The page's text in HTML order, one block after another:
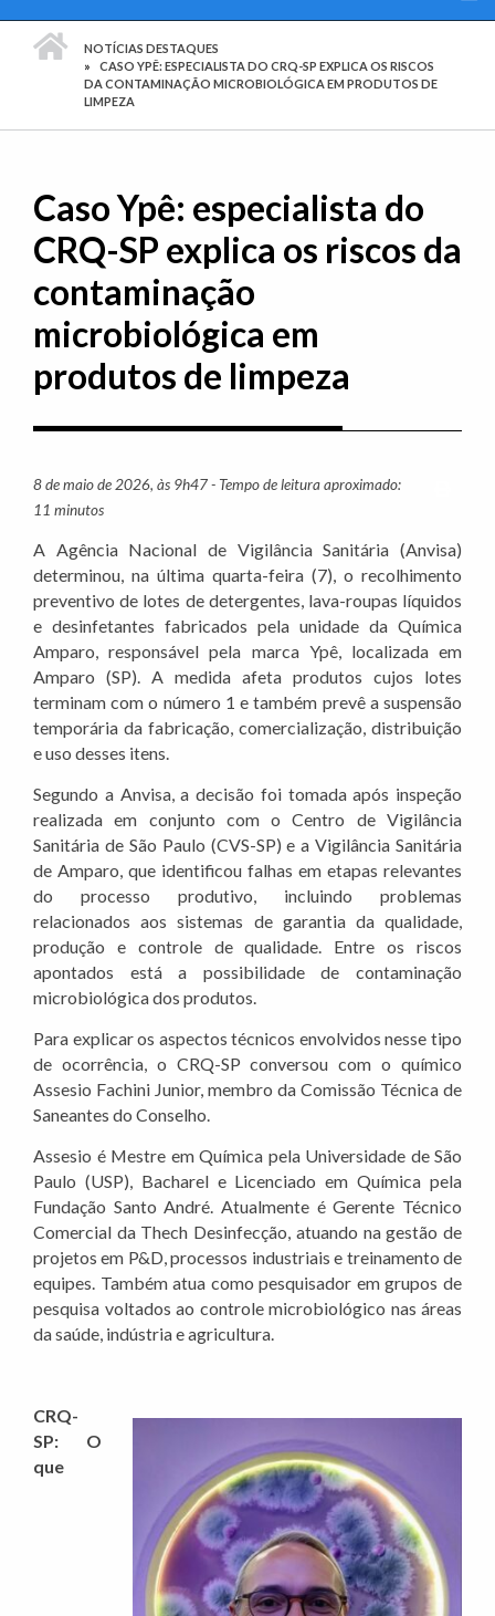
PÁGINA INICIAL
NOTÍCIAS DESTAQUES
CASO YPÊ: ESPECIALISTA DO CRQ-SP EXPLICA OS RISCOS
DA CONTAMINAÇÃO MICROBIOLÓGICA EM PRODUTOS DE
LIMPEZA
Caso Ypê: especialista do
CRQ-SP explica os riscos da
contaminação
microbiológica em
produtos de limpeza
8 de maio de 2026, às 9h47 - Tempo de leitura aproximado:
11 minutos
A Agência Nacional de Vigilância Sanitária (Anvisa)
determinou, na última quarta-feira (7), o recolhimento
preventivo de lotes de detergentes, lava-roupas líquidos
e desinfetantes fabricados pela unidade da Química
Amparo, responsável pela marca Ypê, localizada em
Amparo (SP). A medida afeta produtos cujos lotes
terminam com o número 1 e também prevê a suspensão
temporária da fabricação, comercialização, distribuição
e uso desses itens.
Segundo a Anvisa, a decisão foi tomada após inspeção
realizada em conjunto com o Centro de Vigilância
Sanitária de São Paulo (CVS-SP) e a Vigilância Sanitária
de Amparo, que identificou falhas em etapas relevantes
do processo produtivo, incluindo problemas
relacionados aos sistemas de garantia da qualidade,
produção e controle de qualidade. Entre os riscos
apontados está a possibilidade de contaminação
microbiológica dos produtos.
Para explicar os aspectos técnicos envolvidos nesse tipo
de ocorrência, o CRQ-SP conversou com o químico
Assesio Fachini Junior, membro da Comissão Técnica de
Saneantes do Conselho.
Assesio é Mestre em Química pela Universidade de São
Paulo (USP), Bacharel e Licenciado em Química pela
Fundação Santo André. Atualmente é Gerente Técnico
Comercial da Thech Desinfecção, atuando na gestão de
projetos em P&D, processos industriais e treinamento de
equipes. Também atua como pesquisador em grupos de
pesquisa voltados ao controle microbiológico nas áreas
da saúde, indústria e agricultura.
CRQ-
SP: O
que